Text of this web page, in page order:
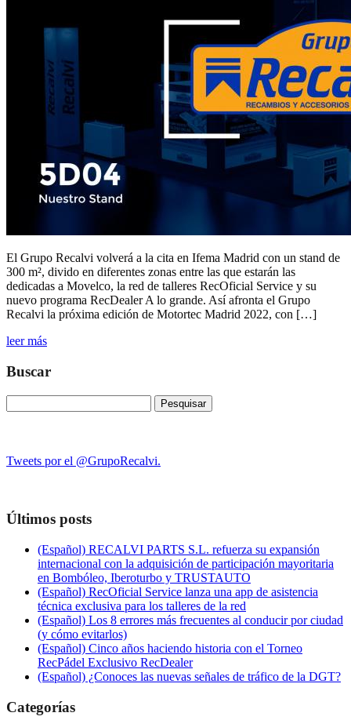
El Grupo Recalvi volverá a la cita en Ifema Madrid con un stand de
300 m², divido en diferentes zonas entre las que estarán las
dedicadas a Movelco, la red de talleres RecOficial Service y su
nuevo programa RecDealer A lo grande. Así afronta el Grupo
Recalvi la próxima edición de Motortec Madrid 2022, con […]
leer más
Buscar
por:
Tweets por el @GrupoRecalvi.
Últimos posts
(Español) RECALVI PARTS S.L. refuerza su expansión
internacional con la adquisición de participación mayoritaria
en Bombóleo, Iberoturbo y TRUSTAUTO
(Español) RecOficial Service lanza una app de asistencia
técnica exclusiva para los talleres de la red
(Español) Los 8 errores más frecuentes al conducir por ciudad
(y cómo evitarlos)
(Español) Cinco años haciendo historia con el Torneo
RecPádel Exclusivo RecDealer
(Español) ¿Conoces las nuevas señales de tráfico de la DGT?
Categorías